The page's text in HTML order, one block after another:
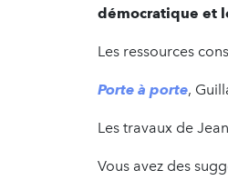
démocratique et
Les ressources
Porte à porte,
Les travaux de
Vous avez des